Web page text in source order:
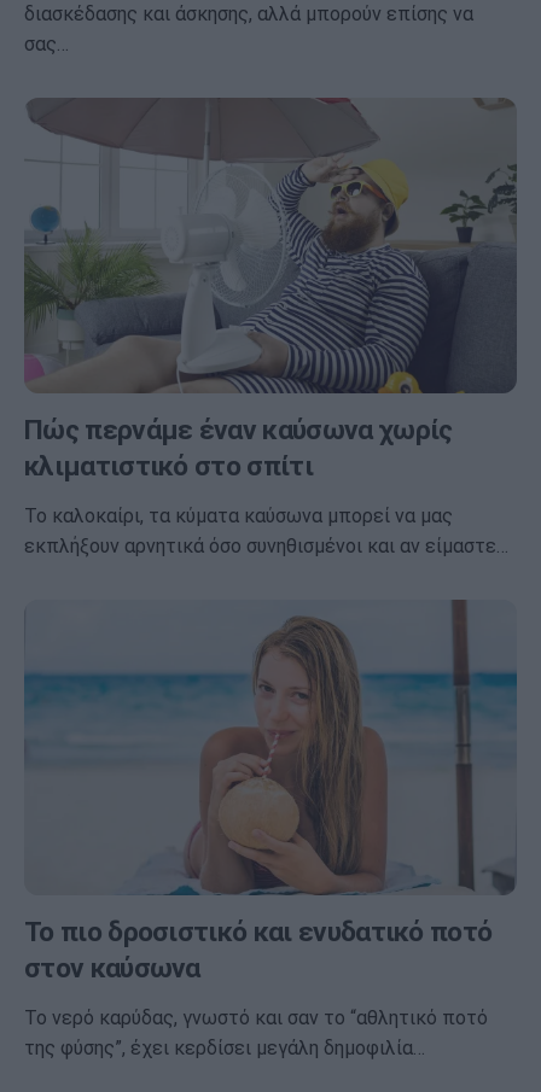
διασκέδασης και άσκησης, αλλά μπορούν επίσης να
σας…
Πώς περνάμε έναν καύσωνα χωρίς
κλιματιστικό στο σπίτι
Το καλοκαίρι, τα κύματα καύσωνα μπορεί να μας
εκπλήξουν αρνητικά όσο συνηθισμένοι και αν είμαστε…
Το πιο δροσιστικό και ενυδατικό ποτό
στον καύσωνα
Το νερό καρύδας, γνωστό και σαν το “αθλητικό ποτό
της φύσης”, έχει κερδίσει μεγάλη δημοφιλία…